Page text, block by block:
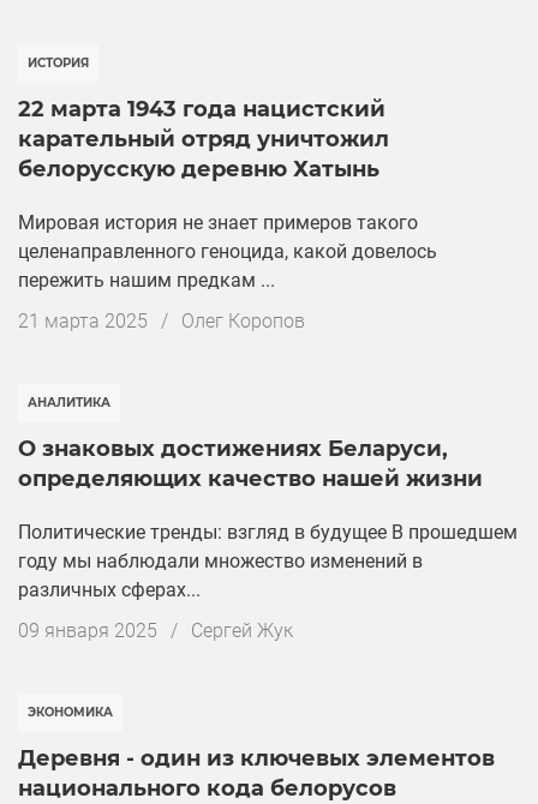
ИСТОРИЯ
22 марта 1943 года нацистский
карательный отряд уничтожил
белорусскую деревню Хатынь
Мировая история не знает примеров такого
целенаправленного геноцида, какой довелось
пережить нашим предкам ...
Дата
21 марта 2025 / Олег Коропов
АНАЛИТИКА
О знаковых достижениях Беларуси,
определяющих качество нашей жизни
Политические тренды: взгляд в будущее В прошедшем
году мы наблюдали множество изменений в
различных сферах...
Дата
09 января 2025 / Сергей Жук
ЭКОНОМИКА
Деревня - один из ключевых элементов
национального кода белорусов